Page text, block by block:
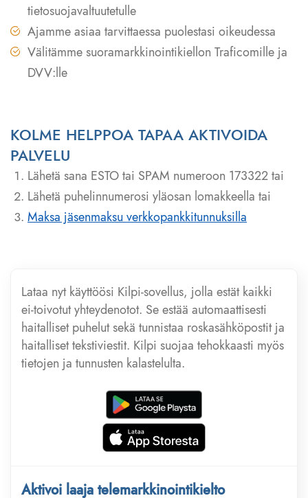
Lataa nyt käyttöösi Kilpi-sovellus, jolla estät kaikki
ei-toivotut yhteydenotot. Se estää automaattisesti
haitalliset puhelut sekä tunnistaa roskasähköpostit ja
haitalliset tekstiviestit. Kilpi suojaa tehokkaasti myös
tietojen ja tunnusten kalastelulta.
Aktivoi laaja telemarkkinointikielto
tietosuojavaltuutetulle
Ajamme asiaa tarvittaessa puolestasi oikeudessa
Välitämme suoramarkkinointikiellon Traficomille ja
DVV:lle
KOLME HELPPOA TAPAA AKTIVOIDA
PALVELU
Lähetä sana ESTO tai SPAM numeroon 173322 tai
Lähetä puhelinnumerosi yläosan lomakkeella tai
Maksa jäsenmaksu verkkopankkitunnuksilla